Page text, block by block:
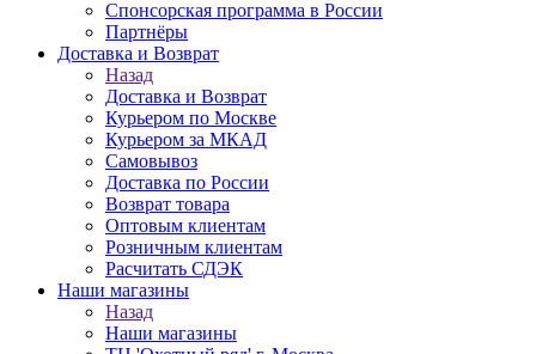
Спонсорская программа в России
Партнёры
Доставка и Возврат
Назад
Доставка и Возврат
Курьером по Москве
Курьером за МКАД
Самовывоз
Доставка по России
Возврат товара
Оптовым клиентам
Розничным клиентам
Расчитать СДЭК
Наши магазины
Назад
Наши магазины